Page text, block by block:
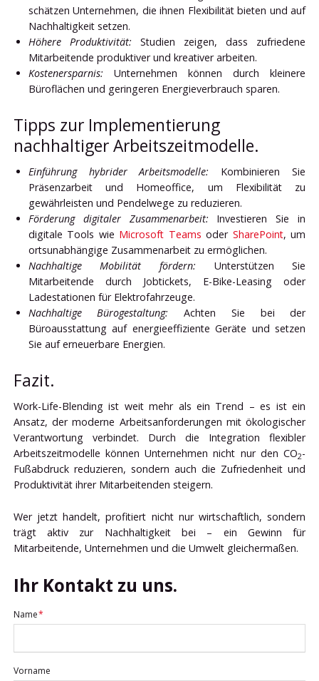
schätzen Unternehmen, die ihnen Flexibilität bieten und auf
Nachhaltigkeit setzen.
Höhere Produktivität: Studien zeigen, dass zufriedene
Mitarbeitende produktiver und kreativer arbeiten.
Kostenersparnis: Unternehmen können durch kleinere
Büroflächen und geringeren Energieverbrauch sparen.
Tipps zur Implementierung
nachhaltiger Arbeitszeitmodelle.
Einführung hybrider Arbeitsmodelle: Kombinieren Sie
Präsenzarbeit und Homeoffice, um Flexibilität zu
gewährleisten und Pendelwege zu reduzieren.
Förderung digitaler Zusammenarbeit: Investieren Sie in
digitale Tools wie Microsoft Teams oder SharePoint, um
ortsunabhängige Zusammenarbeit zu ermöglichen.
Nachhaltige Mobilität fördern: Unterstützen Sie
Mitarbeitende durch Jobtickets, E-Bike-Leasing oder
Ladestationen für Elektrofahrzeuge.
Nachhaltige Bürogestaltung: Achten Sie bei der
Büroausstattung auf energieeffiziente Geräte und setzen
Sie auf erneuerbare Energien.
Fazit.
Work-Life-Blending ist weit mehr als ein Trend – es ist ein
Ansatz, der moderne Arbeitsanforderungen mit ökologischer
Verantwortung verbindet. Durch die Integration flexibler
Arbeitszeitmodelle können Unternehmen nicht nur den CO2-
Fußabdruck reduzieren, sondern auch die Zufriedenheit und
Produktivität ihrer Mitarbeitenden steigern.
Wer jetzt handelt, profitiert nicht nur wirtschaftlich, sondern
trägt aktiv zur Nachhaltigkeit bei – ein Gewinn für
Mitarbeitende, Unternehmen und die Umwelt gleichermaßen.
Ihr Kontakt zu uns.
Pflichtfeld
Name*
Vorname